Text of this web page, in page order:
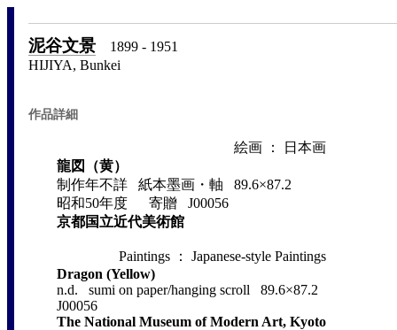
泥谷文景 1899 - 1951
HIJIYA, Bunkei
作品詳細
絵画 ： 日本画
龍図（黄）
制作年不詳 紙本墨画・軸 89.6×87.2
昭和50年度 寄贈 J00056
京都国立近代美術館
Paintings ： Japanese-style Paintings
Dragon (Yellow)
n.d. sumi on paper/hanging scroll 89.6×87.2
J00056
The National Museum of Modern Art, Kyoto